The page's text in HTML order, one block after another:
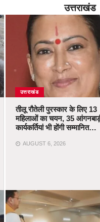
उत्तराखंड
उत्तराखंड
तीलू रौतेली पुरस्कार के लिए 13
महिलाओं का चयन, 35
कार्यकर्तियां भी होंगी सम्मानित…
AUGUST 6, 2026